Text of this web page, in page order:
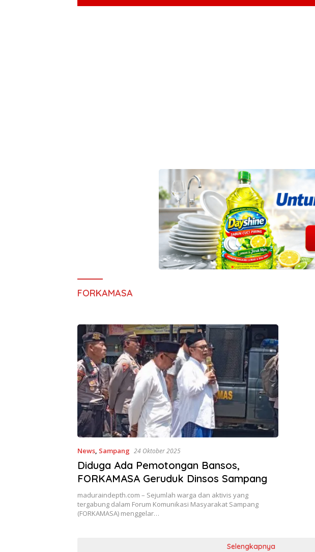
FORKAMASA
News, Sampang 24 Oktober 2025
Diduga Ada Pemotongan Bansos,
FORKAMASA Geruduk Dinsos Sampang
maduraindepth.com – Sejumlah warga dan aktivis yang
tergabung dalam Forum Komunikasi Masyarakat Sampang
(FORKAMASA) menggelar…
Selengkapnya